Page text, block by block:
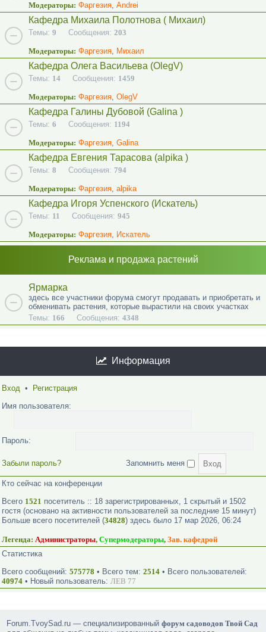
Модераторы: Фаргезия, Andrei
Кафедра Михаила Полотнова ( Михаил)
Темы: 9 Сообщения: 203
Модераторы: Фаргезия, Михаил
Кафедра Олега Васильева (OlegV)
Темы: 14 Сообщения: 1459
Модераторы: Фаргезия, OlegV
Кафедра Галины Дубовой (Galina )
Темы: 6 Сообщения: 1194
Модераторы: Фаргезия, Galina
Кафедра Евгения Тарасова (alpika )
Темы: 8 Сообщения: 794
Модераторы: Фаргезия, alpika
Кафедра Игоря Успенского (Искатель)
Темы: 11 Сообщения: 945
Модераторы: Фаргезия, Искатель
Реклама и продажа растений
Ярмарка
здесь все участники форума смогут продавать и приобретать и
обменивать растения, которые вырастили на своих участках
Темы: 166 Сообщения: 4348
Информация
Вход •
Регистрация
Имя пользователя:
Пароль:
Забыли пароль? Запомнить меня
Кто сейчас на конференции
Всего 1521 посетитель :: 18 зарегистрированных, 1 скрытый и 1502
гостя (основано на активности пользователей за последние 15 минут)
Больше всего посетителей (34828) здесь было 17 мар 2026, 06:24
Легенда: Администраторы, Супермодераторы, Зав. кафедрой
Статистика
Всего сообщений: 575778 • Всего тем: 2514 • Всего пользователей:
40974 • Новый пользователь: ЛЕВ 77
Forum.TvoySad.ru — специализированныйфорум садоводов Твой Сад